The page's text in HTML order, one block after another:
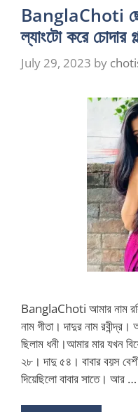
BanglaChoti
ল্যাংটো করে চোদার
July 29, 2023 by
BanglaChoti আমার নাম
নাম গীতা। দাদুর নাম
ছিলাম ধনী।আমার মার যখন
২৮। দাদু ৫৪। বাবার বয়স
দিয়েছিলো বাবার সাতে। আর …